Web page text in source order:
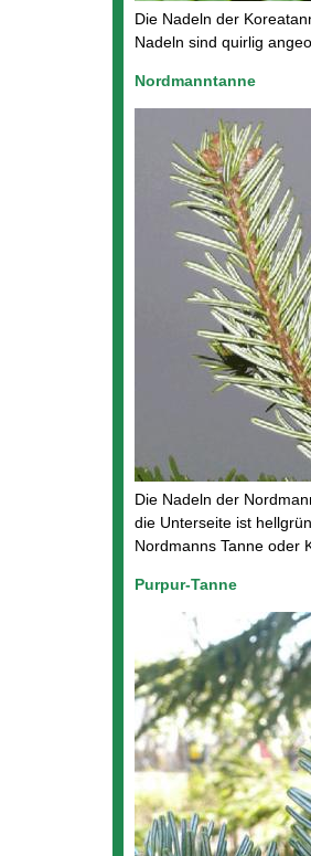
Die Nadeln der
Nadeln sind quirlig
Nordmanntanne
Die Nadeln der
die Unterseite ist
Nordmanns Tanne oder
Purpur-Tanne